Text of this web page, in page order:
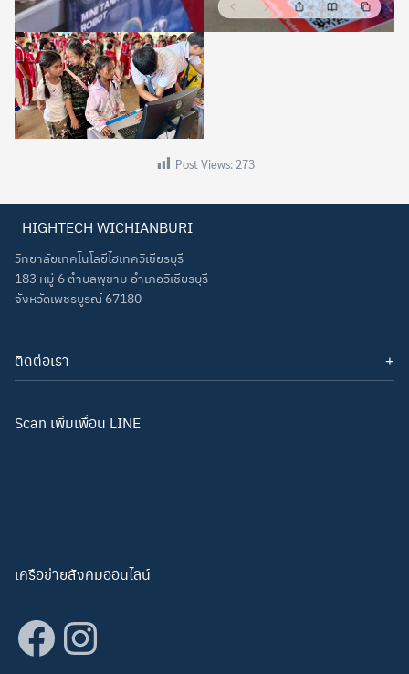
Post Views: 273
HIGHTECH WICHIANBURI
วิทยาลัยเทคโนโลยีไฮเทควิเชียรบุรี
183 หมู่ 6 ตำบลพุขาม อำเภอวิเชียรบุรี
จังหวัดเพชรบูรณ์ 67180
ติดต่อเรา
โทรศัพท์: 093-3277343
อีเมล: hightechwichian@gmail.com
Scan เพิ่มเพื่อน LINE
เครือข่ายสังคมออนไลน์
Facebook
Instagram